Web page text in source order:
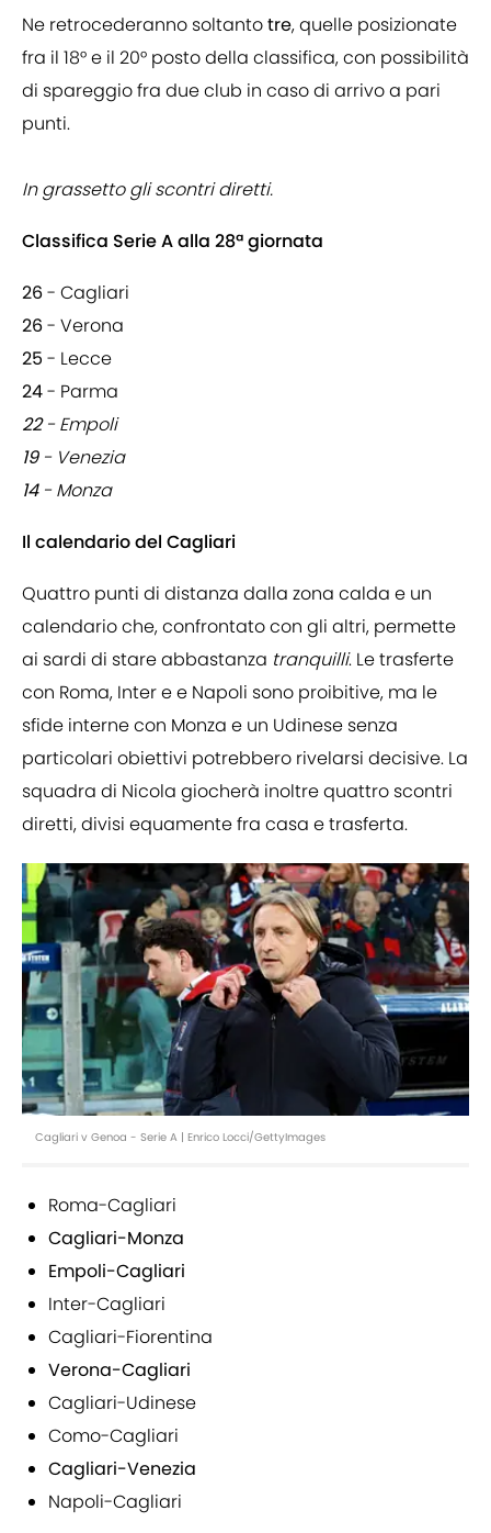
Ne retrocederanno soltantotre, quelle posizionate
fra il 18° e il 20° posto della classifica, con possibilità
di spareggio fra due club in caso di arrivo a pari
punti.
In grassetto gli scontri diretti.
Classifica Serie A alla 28ª giornata
26- Cagliari
26- Verona
25 - Lecce
24- Parma
22- Empoli
19- Venezia
14- Monza
Il calendario del Cagliari
Quattro punti di distanza dalla zona calda e un
calendario che, confrontato con gli altri, permette
ai sardi di stare abbastanza tranquilli. Le trasferte
con Roma, Inter e e Napoli sono proibitive, ma le
sfide interne con Monza e un Udinese senza
particolari obiettivi potrebbero rivelarsi decisive. La
squadra di Nicola giocherà inoltre quattro scontri
diretti, divisi equamente fra casa e trasferta.
Cagliari v Genoa - Serie A | Enrico Locci/GettyImages
Roma-Cagliari
Cagliari-Monza
Empoli-Cagliari
Inter-Cagliari
Cagliari-Fiorentina
Verona-Cagliari
Cagliari-Udinese
Como-Cagliari
Cagliari-Venezia
Napoli-Cagliari